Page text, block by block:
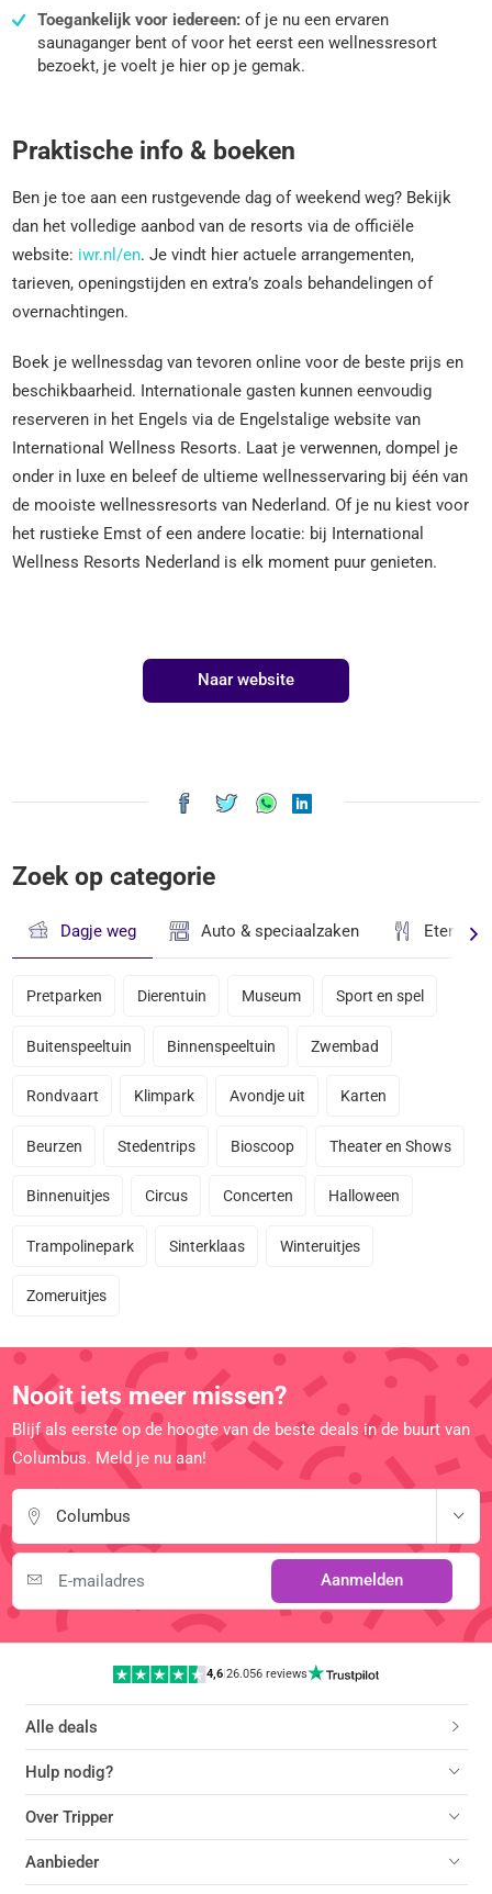
Toegankelijk voor iedereen:of je nu een ervaren
saunaganger bent of voor het eerst een wellnessresort
bezoekt, je voelt je hier op je gemak.
Praktische info & boeken
Ben je toe aan een rustgevende dag of weekend weg? Bekijk
dan het volledige aanbod van de resorts via de officiële
website: iwr.nl/en. Je vindt hier actuele arrangementen,
tarieven, openingstijden en extra’s zoals behandelingen of
overnachtingen.
Boek je wellnessdag van tevoren online voor de beste prijs en
beschikbaarheid. Internationale gasten kunnen eenvoudig
reserveren in het Engels via de Engelstalige website van
International Wellness Resorts. Laat je verwennen, dompel je
onder in luxe en beleef de ultieme wellnesservaring bij één van
de mooiste wellnessresorts van Nederland. Of je nu kiest voor
het rustieke Emst of een andere locatie: bij International
Wellness Resorts Nederland is elk moment puur genieten.
Naar website
Zoek op categorie
Dagje weg Auto & speciaalzaken Eten &
Pretparken Dierentuin Museum Sport en spel
Buitenspeeltuin Binnenspeeltuin Zwembad
Rondvaart Klimpark Avondje uit Karten
Beurzen Stedentrips Bioscoop Theater en Shows
Binnenuitjes Circus Concerten Halloween
Trampolinepark Sinterklaas Winteruitjes
Zomeruitjes
Nooit iets meer missen?
Blijf als eerste op de hoogte van de beste deals in de buurt van
Columbus. Meld je nu aan!
Columbus
Aanmelden
4,6 |26.056 reviews
Alle deals
Hulp nodig?
Over Tripper
Aanbieder